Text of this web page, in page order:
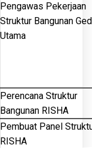
Pengawas Pekerjaan
Struktur Bangunan
Utama
Perencana Struktur
Bangunan RISHA
Pembuat Panel
RISHA